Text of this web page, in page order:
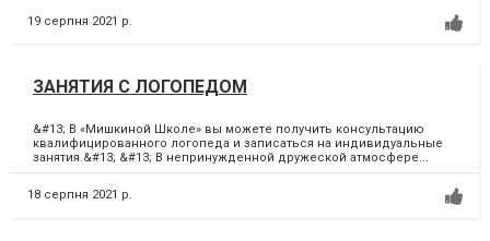
19 серпня 2021 р.
ЗАНЯТИЯ С ЛОГОПЕДОМ
&#13; В «Мишкиной Школе» вы можете получить консультацию
квалифицированного логопеда и записаться на индивидуальные
занятия.&#13; &#13; В непринужденной дружеской атмосфере...
18 серпня 2021 р.